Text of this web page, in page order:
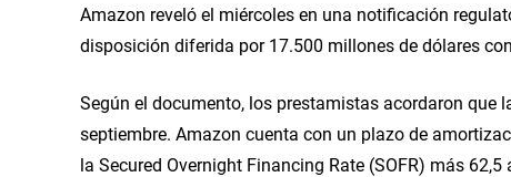
Amazon reveló el miércoles en una notificación
disposición diferida por 17.500 millones de dólares
Según el documento, los prestamistas acordaron que
septiembre. Amazon cuenta con un plazo de
la Secured Overnight Financing Rate (SOFR) más